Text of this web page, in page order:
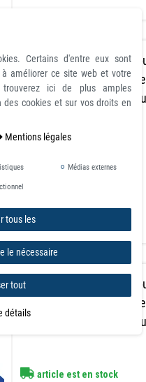
Bande magnétique en
large x 0,85mm
découper et à inscrire
19,90 €
Bande magnétique en
large x 0,85mm
découper et à inscrire
article est en stock
Certains d'entre eux sont
améliorer ce site web et votre
trouverez ici de plus amples
cookies et sur vos droits en
Mentions légales
Médias externes
tous les
le nécessaire
tout
détails